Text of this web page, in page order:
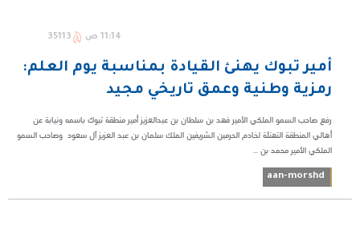
11:14 ص 35113
أمير تبوك يهنئ القيادة بمناسبة يوم العلم:
رمزية وطنية وعمق تاريخي مجيد
رفع صاحب السمو الملكي الأمير فهد بن سلطان بن عبدالعزيز أمير منطقة تبوك باسمه ونيابة عن
أهالي المنطقة التهنئة لخادم الحرمين الشريفين الملك سلمان بن عبد العزيز آل سعود وصاحب السمو
الملكي الأمير محمد بن ...
aan-morshd